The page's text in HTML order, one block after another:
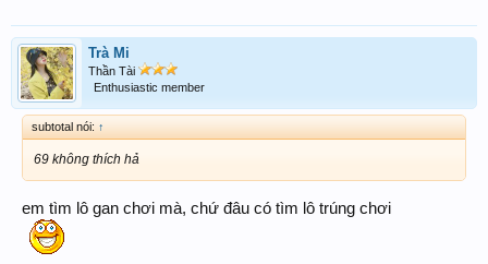
Trà Mi
Thần Tài
Enthusiastic member
subtotal nói: ↑
69 không thích hả
em tìm lô gan chơi mà, chứ đâu có tìm lô trúng chơi